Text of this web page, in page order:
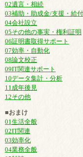
02遺言・相続
03補助・助成金/支援・給
04会社設立
05その他の事実・権利証明
06証明書取得サポート
07効率・自動化
08論文校正
09IT関連サポート
10データ集計・分析
11成年後見
12その他
■おまけ
01生活全般
02IT関連
03効率化
04業務全般